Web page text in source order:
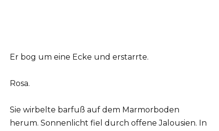
Er bog um eine Ecke und erstarrte.
Rosa.
Sie wirbelte barfuß auf dem Marmorboden
herum. Sonnenlicht fiel durch offene Jalousien. In